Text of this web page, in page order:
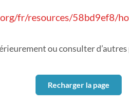
fr/resources/58bd9ef8/
ou consulter
Recharger la page